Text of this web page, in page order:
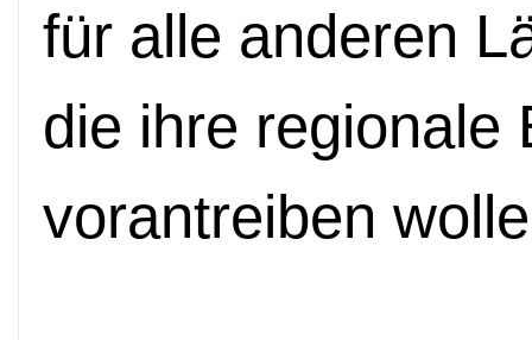
für alle anderen
die ihre regionale
vorantreiben